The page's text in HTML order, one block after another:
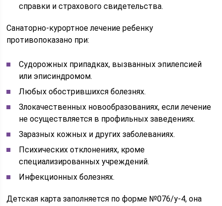
справки и страхового свидетельства.
Санаторно-курортное лечение ребенку
противопоказано при:
Судорожных припадках, вызванных эпилепсией
или эписиндромом.
Любых обострившихся болезнях.
Злокачественных новообразованиях, если лечение
не осуществляется в профильных заведениях.
Заразных кожных и других заболеваниях.
Психических отклонениях, кроме
специализированных учреждений.
Инфекционных болезнях.
Детская карта заполняется по форме №076/у-4, она